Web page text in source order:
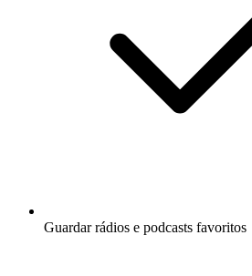
Guardar rádios e podcasts favoritos